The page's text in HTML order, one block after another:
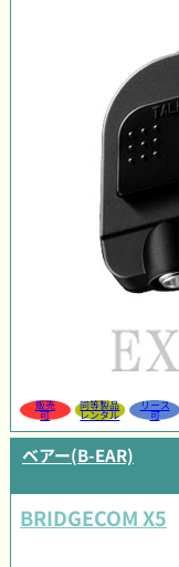
販売
可
同等製品
レンタル
リース
可
ベアー(B-EAR)
BRIDGECOM X5